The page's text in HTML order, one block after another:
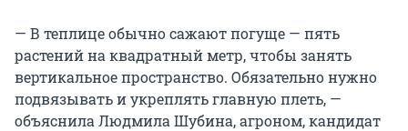
— В теплице обычно сажают погуще — пять
растений на квадратный метр, чтобы занять
вертикальное пространство. Обязательно нужно
подвязывать и укреплять главную плеть, —
объяснила Людмила Шубина, агроном, кандидат